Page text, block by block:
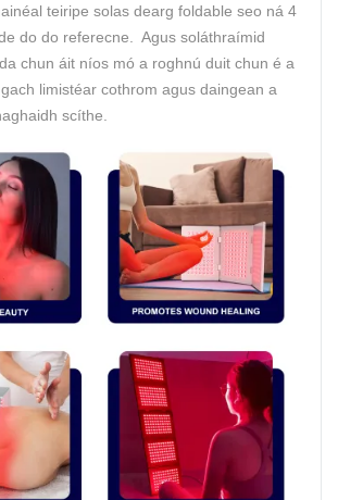
teiripe solas dearg foldable seo ná 4
do do referecne. Agus soláthraímid
chun áit níos mó a roghnú duit chun é a
limistéar cothrom agus daingean a
scíthe.